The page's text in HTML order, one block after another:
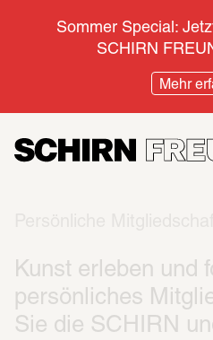
Sommer Special:
SCHIRN
Mehr
Kunst erleben und
persönliches
Sie die SCHIRN